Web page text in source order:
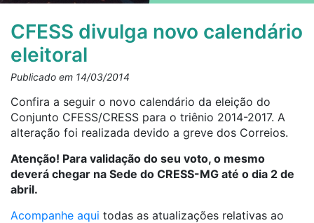
CFESS divulga novo calendário
eleitoral
Publicado em 14/03/2014
Confira a seguir o novo calendário da eleição do
Conjunto CFESS/CRESS para o triênio 2014-2017. A
alteração foi realizada devido a greve dos Correios.
Atenção! Para validação do seu voto, o mesmo
deverá chegar na Sede do CRESS-MG até o dia 2 de
abril.
Acompanhe aqui todas as atualizações relativas ao